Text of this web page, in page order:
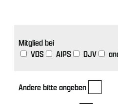
Mitglied bei
VDS
AIPS DJV
Andere bitte angeben